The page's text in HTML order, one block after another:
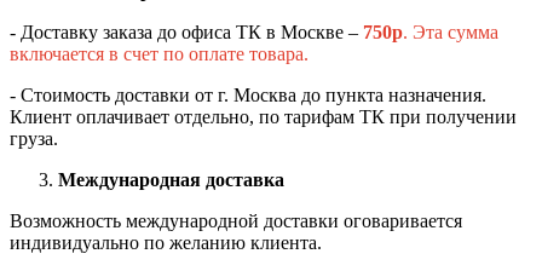
- Доставку заказа до офиса ТК в Москве – 750р. Эта сумма
включается в счет по оплате товара.
- Стоимость доставки от г. Москва до пункта назначения.
Клиент оплачивает отдельно, по тарифам ТК при получении
груза.
Международная доставка
Возможность международной доставки оговаривается
индивидуально по желанию клиента.